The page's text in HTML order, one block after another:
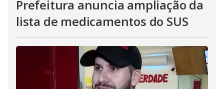
Prefeitura anuncia ampliação da
lista de medicamentos do SUS